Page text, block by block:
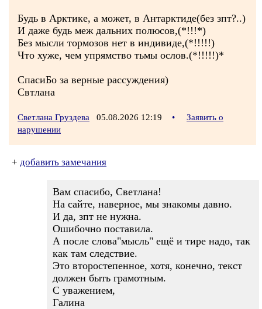
Будь в Арктике, а может, в Антарктиде(без зпт?..)
И даже будь меж дальних полюсов,(*!!!*)
Без мысли тормозов нет в индивиде,(*!!!!!)
Что хуже, чем упрямство тьмы ослов.(*!!!!!)*
СпасиБо за верные рассуждения)
Свтлана
Светлана Груздева 05.08.2026 12:19 •
Заявить о
нарушении
+ добавить замечания
Вам спасибо, Светлана!
На сайте, наверное, мы знакомы давно.
И да, зпт не нужна.
Ошибочно поставила.
А после слова"мысль" ещё и тире надо, так
как там следствие.
Это второстепенное, хотя, конечно, текст
должен быть грамотным.
С уважением,
Галина